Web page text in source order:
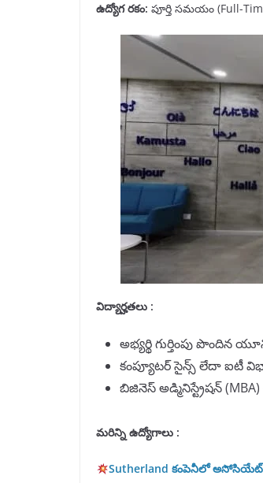
ఉద్యోగ రకం: పూర్తి సమయం (Full-
విద్యార్హతలు :
అభ్యర్థి గుర్తింపు పొందిన
కంప్యూటర్ సైన్స్ లేదా ఐటీ
బిజినెస్ అడ్మినిస్ట్రేషన్
మరిన్ని ఉద్యోగాలు :
Sutherland కంపెనీలో అసోసియేట్